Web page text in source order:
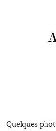
Quelques